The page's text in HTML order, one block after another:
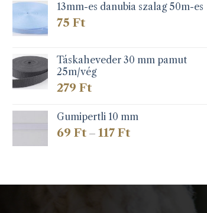
13mm-es danubia szalag 50m-es
75Ft
Táskaheveder 30 mm pamut
25m/vég
279Ft
Gumipertli 10 mm
69Ft – 117FtÁrtartomány: